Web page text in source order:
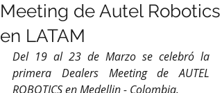
Meeting de Autel Robotics
en LATAM
Del 19 al 23 de Marzo se celebró la
primera Dealers Meeting de AUTEL
ROBOTICS en Medellin - Colombia.